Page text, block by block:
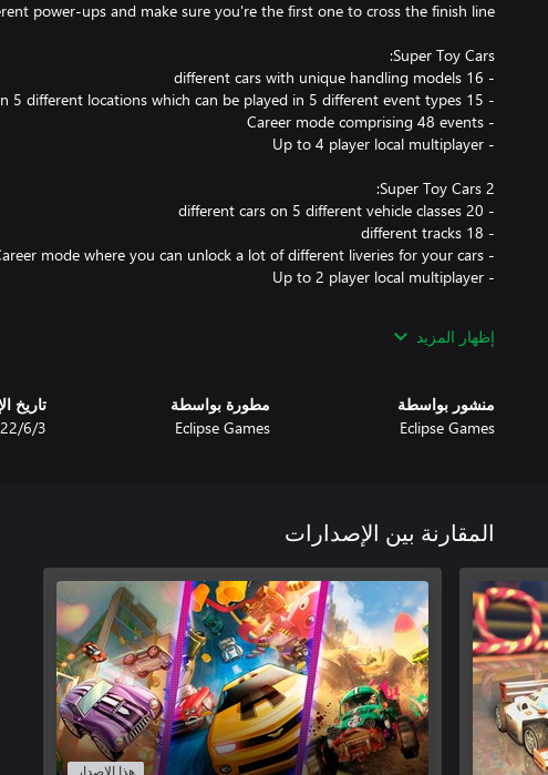
- Up to 2 player local multiplayer
إظهار المزيد
منشور بواسطة
Eclipse Games
مطورة بواسطة
Eclipse Games
تاريخ
3‏/6‏/2022
المقارنة بين الإصدارات
هذا الإصدار